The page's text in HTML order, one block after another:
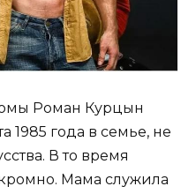
Роман Курцын
1985 года в семье, не
В то время
Мама служила